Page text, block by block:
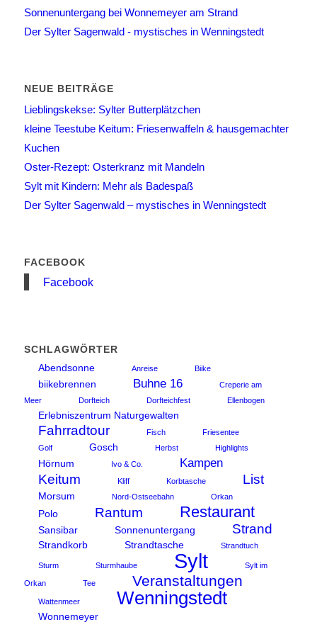
Sonnenuntergang bei Wonnemeyer am Strand
Der Sylter Sagenwald - mystisches in Wenningstedt
NEUE BEITRÄGE
Lieblingskekse: Sylter Butterplätzchen
kleine Teestube Keitum: Friesenwaffeln & hausgemachter
Kuchen
Oster-Rezept: Osterkranz mit Mandeln
Sylt mit Kindern: Mehr als Badespaß
Der Sylter Sagenwald – mystisches in Wenningstedt
FACEBOOK
Facebook
SCHLAGWÖRTER
Abendsonne
Anreise Biike
biikebrennen Buhne 16
Creperie am
Meer
Dorfteich Dorfteichfest Ellenbogen
Erlebniszentrum Naturgewalten
Fahrradtour Fisch
Friesentee
Golf
Gosch Herbst Highlights
Hörnum Ivo & Co. Kampen
Keitum Kliff Korbtasche List
Morsum Nord-Ostseebahn Orkan
Polo Rantum Restaurant
Sansibar Sonnenuntergang Strand
Strandkorb Strandtasche Strandtuch
Sturm Sturmhaube Sylt Sylt im
Orkan Tee Veranstaltungen
Wattenmeer Wenningstedt
Wonnemeyer